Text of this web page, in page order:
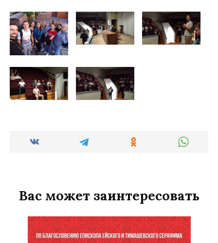
Вас может заинтересовать